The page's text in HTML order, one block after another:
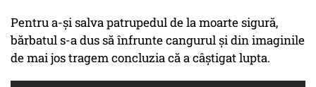
Pentru a-și salva patrupedul de la moarte sigură,
bărbatul s-a dus să înfrunte cangurul și din imaginile
de mai jos tragem concluzia că a câștigat lupta.